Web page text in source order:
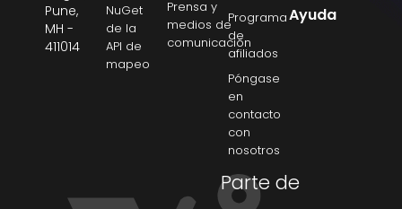
Pune,
MH -
411014
NuGet
de la
API de
mapeo
Prensa y
medios de
comunicación
Programa
de
afiliados
Póngase
en
contacto
con
nosotros
Ayuda
Parte de